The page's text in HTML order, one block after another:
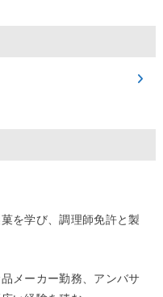
を学び、調理師免許と製
メーカー勤務、アンバサ